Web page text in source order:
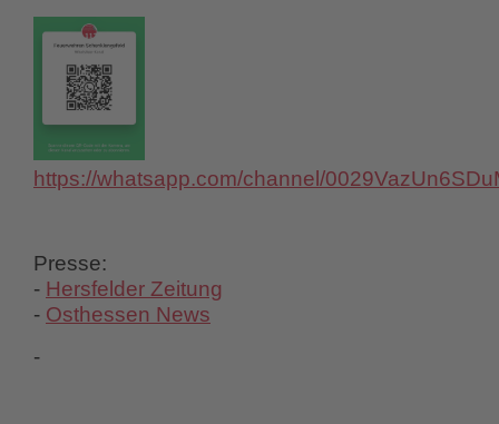
https://whatsapp.com/channel/
Presse:
- Hersfelder Zeitung
- Osthessen News
-